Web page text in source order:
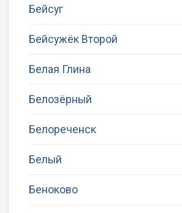
Бейсуг
Бейсужёк Второй
Белая Глина
Белозёрный
Белореченск
Белый
Беноково